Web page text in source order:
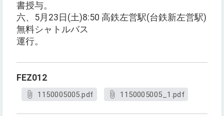
書授与。
六、5月23日(土)8:50 高鉄左営駅(台鉄新左営駅)
無料シャトルバス
運行。
FEZ012
1150005005.pdf 1150005005_1.pdf